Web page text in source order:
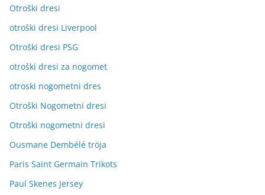
Otroški dresi
otroški dresi Liverpool
Otroški dresi PSG
otroški dresi za nogomet
otroski nogometni dres
Otroški Nogometni dresi
Otroški nogometni dresi
Ousmane Dembélé tröja
Paris Saint Germain Trikots
Paul Skenes Jersey